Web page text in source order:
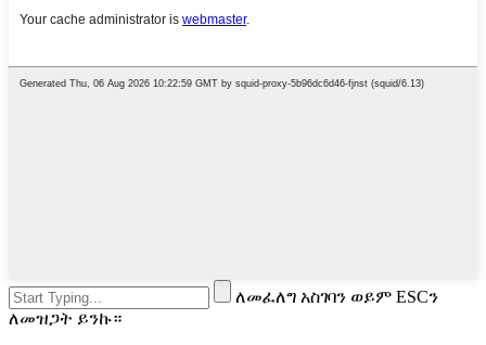
ለመፈለግ አስገባን ወይም ESCን
ለመዝጋት ይንኩ።